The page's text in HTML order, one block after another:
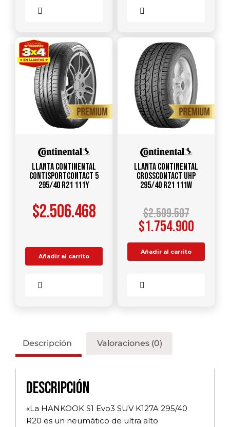
Llanta CONTINENTAL
ContiSportContact 5
295/40 R21 111Y
$2.506.468
Añadir al carrito
Llanta CONTINENTAL
CrossContact UHP
295/40 R21 111W
$2.509.507
$1.754.900
Añadir al carrito
Descripción Valoraciones (0)
Descripción
«La HANKOOK S1 Evo3 SUV K127A 295/40
R20 es un neumático de ultra alto